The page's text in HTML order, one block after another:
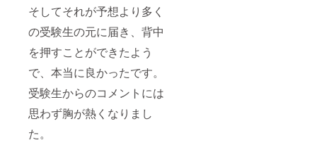
そしてそれが予想より多く
の受験生の元に届き、背中
を押すことができたよう
で、本当に良かったです。
受験生からのコメントには
思わず胸が熱くなりまし
た。